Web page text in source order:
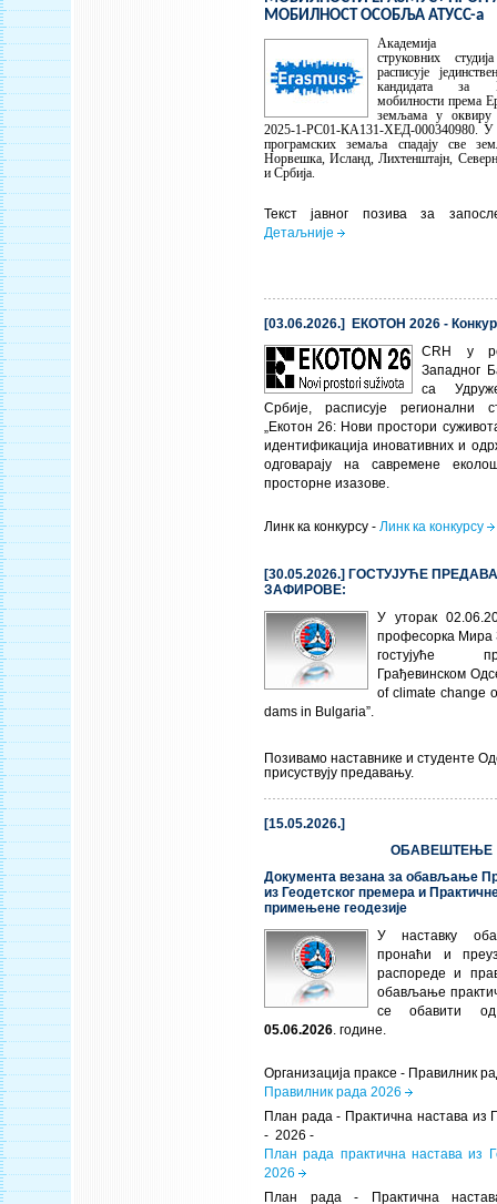
МОБИЛНОСТ ОСОБЉА АТУСС-а
Академија
струковних
расписује
кандидата за
мобилности према
земљама у оквиру
2025-1-РС01-КА131-ХЕД-000340980. У
програмских земаља спадају све
Норвешка, Исланд, Лихтенштајн,
и Србија.
Текст јавног позива за
Детаљније
[03.06.2026.] ЕКОТОН 2026 -
CRH
у
Западног
са
Србије, расписује регионални
„Екотон 26: Нови простори
идентификација иновативних и
одговарају на савремене
просторне изазове.
Линк ка конкурсу - Линк ка конкурсу
[30.05.2026.] ГОСТУЈУЋЕ
ЗАФИРОВЕ:
У уторак
професорка
гостујуће
Грађевинском
of climate change
dams in Bulgaria”.
Позивамо наставнике и студенте
присуствују предавању.
[15.05.2026.]
ОБАВЕШТЕЊЕ
Документа везана за обављање
из Геодетског премера и
примењене геодезије
У наставку
пронаћи и
распореде и
обављање
се обавити
05.06.2026. године.
Организација праксе - Правилник
Правилник рада 2026
План рада - Практична настава из
- 2026 -
План рада практична настава из
2026
План рада - Практична